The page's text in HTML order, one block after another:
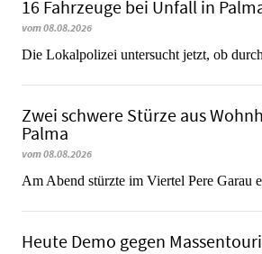
16 Fahrzeuge bei Unfall in
vom 08.08.2026
Die Lokalpolizei untersucht jetzt, ob
Zwei schwere Stürze aus
Palma
vom 08.08.2026
Am Abend stürzte im Viertel Pere Garau
Heute Demo gegen